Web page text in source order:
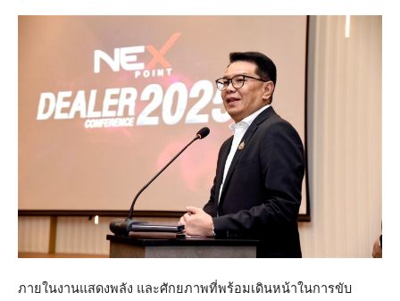
ภายในงานแสดงพลัง และศักยภาพที่พร้อมเดินหน้าในการขับ